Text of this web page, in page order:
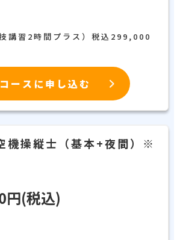
講習2時間プラス）税込299,000
コースに申し込む
機操縦士（基本+夜間）※
円(税込)